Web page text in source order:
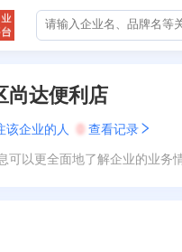
尚达便利店
该企业的人 0 查看记录
可以更全面地了解企业的业